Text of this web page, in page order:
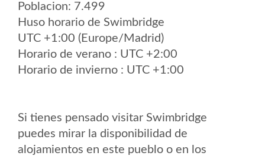
Poblacion: 7.499
Huso horario de Swimbridge
UTC +1:00 (Europe/Madrid)
Horario de verano : UTC +2:00
Horario de invierno : UTC +1:00
Si tienes pensado visitar Swimbridge
puedes mirar la disponibilidad de
alojamientos en este pueblo o en los